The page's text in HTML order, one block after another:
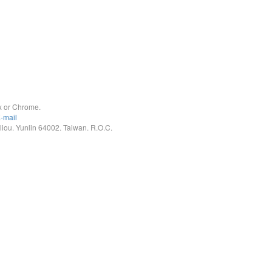
or Chrome.
mail
Yunlin 64002. Taiwan. R.O.C.